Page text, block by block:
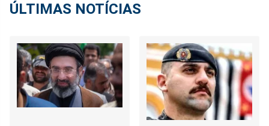
ÚLTIMAS NOTÍCIAS